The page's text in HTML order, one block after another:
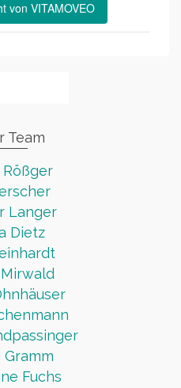
von VITAMOVEO
Team
Langer
Dietz
Fuchs